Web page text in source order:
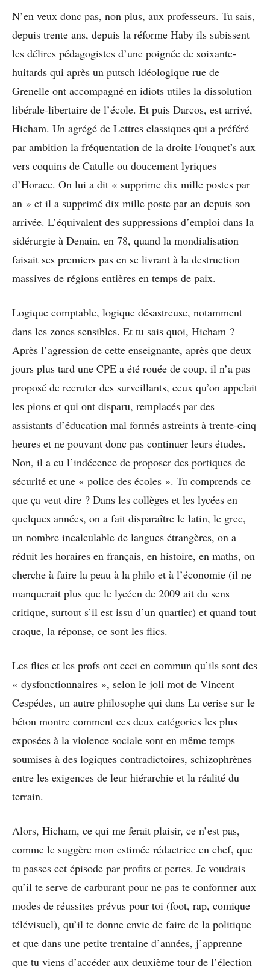
N’en veux donc pas, non plus, aux professeurs. Tu sais,
depuis trente ans, depuis la réforme Haby ils subissent
les délires pédagogistes d’une poignée de soixante-
huitards qui après un putsch idéologique rue de
Grenelle ont accompagné en idiots utiles la dissolution
libérale-libertaire de l’école. Et puis Darcos, est arrivé,
Hicham. Un agrégé de Lettres classiques qui a préféré
par ambition la fréquentation de la droite Fouquet’s aux
vers coquins de Catulle ou doucement lyriques
d’Horace. On lui a dit « supprime dix mille postes par
an » et il a supprimé dix mille poste par an depuis son
arrivée. L’équivalent des suppressions d’emploi dans la
sidérurgie à Denain, en 78, quand la mondialisation
faisait ses premiers pas en se livrant à la destruction
massives de régions entières en temps de paix.
Logique comptable, logique désastreuse, notamment
dans les zones sensibles. Et tu sais quoi, Hicham ?
Après l’agression de cette enseignante, après que deux
jours plus tard une CPE a été rouée de coup, il n’a pas
proposé de recruter des surveillants, ceux qu’on appelait
les pions et qui ont disparu, remplacés par des
assistants d’éducation mal formés astreints à trente-cinq
heures et ne pouvant donc pas continuer leurs études.
Non, il a eu l’indécence de proposer des portiques de
sécurité et une « police des écoles ». Tu comprends ce
que ça veut dire ? Dans les collèges et les lycées en
quelques années, on a fait disparaître le latin, le grec,
un nombre incalculable de langues étrangères, on a
réduit les horaires en français, en histoire, en maths, on
cherche à faire la peau à la philo et à l’économie (il ne
manquerait plus que le lycéen de 2009 ait du sens
critique, surtout s’il est issu d’un quartier) et quand tout
craque, la réponse, ce sont les flics.
Les flics et les profs ont ceci en commun qu’ils sont des
« dysfonctionnaires », selon le joli mot de Vincent
Cespédes, un autre philosophe qui dans La cerise sur le
béton montre comment ces deux catégories les plus
exposées à la violence sociale sont en même temps
soumises à des logiques contradictoires, schizophrènes
entre les exigences de leur hiérarchie et la réalité du
terrain.
Alors, Hicham, ce qui me ferait plaisir, ce n’est pas,
comme le suggère mon estimée rédactrice en chef, que
tu passes cet épisode par profits et pertes. Je voudrais
qu’il te serve de carburant pour ne pas te conformer aux
modes de réussites prévus pour toi (foot, rap, comique
télévisuel), qu’il te donne envie de faire de la politique
et que dans une petite trentaine d’années, j’apprenne
que tu viens d’accéder aux deuxième tour de l’élection